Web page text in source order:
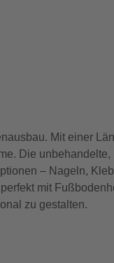
Mit einer
Die unbehandelte,
– Nageln,
mit
zu gestalten.